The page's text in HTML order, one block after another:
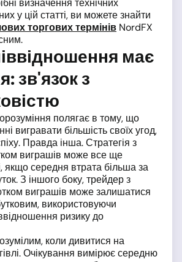
визначення технічних
у цій статті, ви можете знайти
торгових термінів NordFX
має
зв'язок з
полягає в тому, що
вигравати більшість своїх угод,
Правда інша. Стратегія з
виграшів може все ще
якщо середня втрата більша за
З іншого боку, трейдер з
виграшів може залишатися
використовуючи
ризику до
коли дивитися на
Очікування вимірює середню